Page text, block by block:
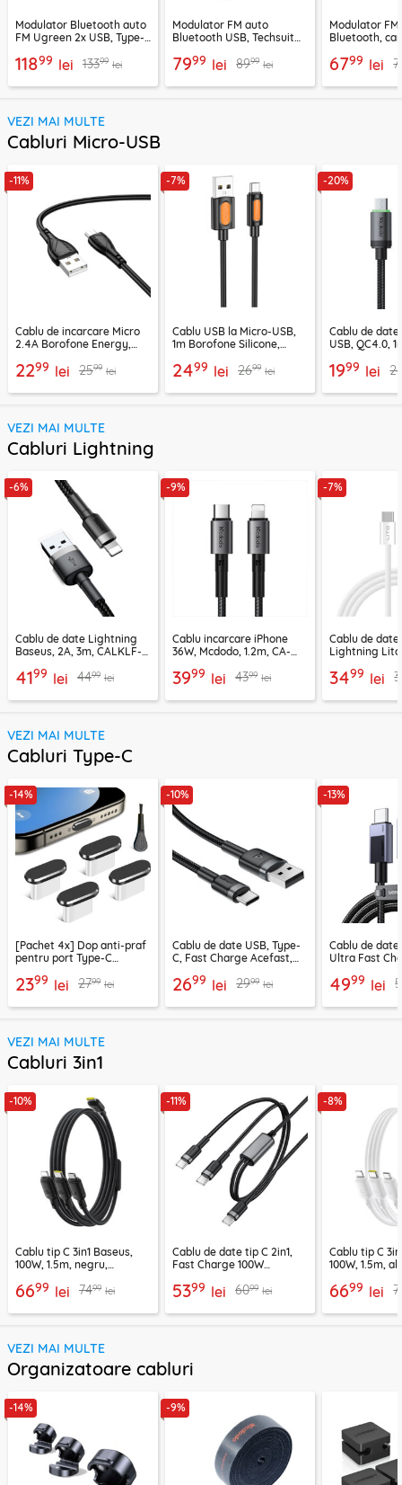
Modulator Bluetooth auto
FM Ugreen 2x USB, Type-
11899 lei 13399 lei
Modulator FM auto
Bluetooth USB, Techsuit
7999 lei 8999 lei
Modulator
Bluetooth,
6799 lei
VEZI MAI MULTE
Cabluri Micro-USB
-11%
Cablu de incarcare Micro
2.4A Borofone Energy,
2299 lei 2599 lei
-7%
Cablu USB la Micro-USB,
1m Borofone Silicone,
2499 lei 2699 lei
-20%
Cablu de
USB, QC4.0,
1999 lei
VEZI MAI MULTE
Cabluri Lightning
-6%
Cablu de date Lightning
Baseus, 2A, 3m, CALKLF-
4199 lei 4499 lei
-9%
Cablu incarcare iPhone
36W, Mcdodo, 1.2m, CA-
3999 lei 4399 lei
-7%
Cablu de date
Lightning
3499 lei
VEZI MAI MULTE
Cabluri Type-C
-14%
[Pachet 4x] Dop anti-praf
pentru port Type-C
2399 lei 2799 lei
-10%
Cablu de date USB, Type-
C, Fast Charge Acefast,
2699 lei 2999 lei
-13%
Cablu de date
Ultra Fast
4999 lei
VEZI MAI MULTE
Cabluri 3in1
-10%
Cablu tip C 3in1 Baseus,
100W, 1.5m, negru,
6699 lei 7499 lei
-11%
Cablu de date tip C 2in1,
Fast Charge 100W
5399 lei 6099 lei
-8%
Cablu tip C
100W, 1.5m,
6699 lei
VEZI MAI MULTE
Organizatoare cabluri
-14% -9%